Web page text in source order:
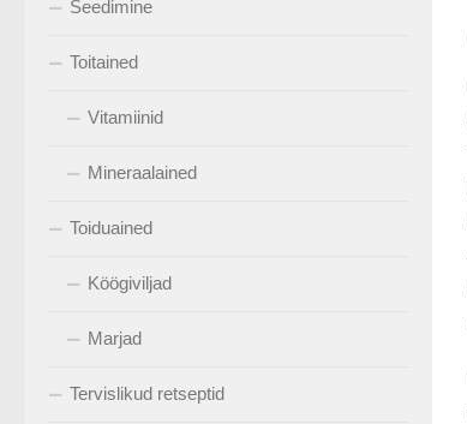
Seedimine
Toitained
Vitamiinid
Mineraalained
Toiduained
Köögiviljad
Marjad
Tervislikud retseptid